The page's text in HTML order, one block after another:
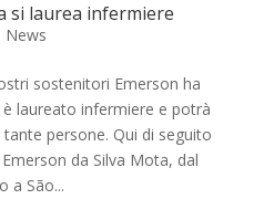
si laurea infermiere
News
sostenitori Emerson ha
laureato infermiere e potrà
persone. Qui di seguito
da Silva Mota, dal
a São...